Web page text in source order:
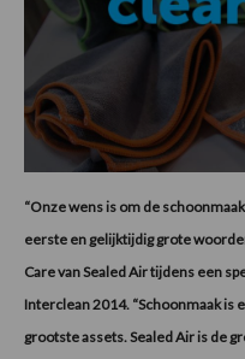
“Onze wens is om de
eerste en gelijktijdig grote
Care van Sealed Air tijdens een
Interclean 2014. “Schoonmaak is
grootste assets. Sealed Air is de